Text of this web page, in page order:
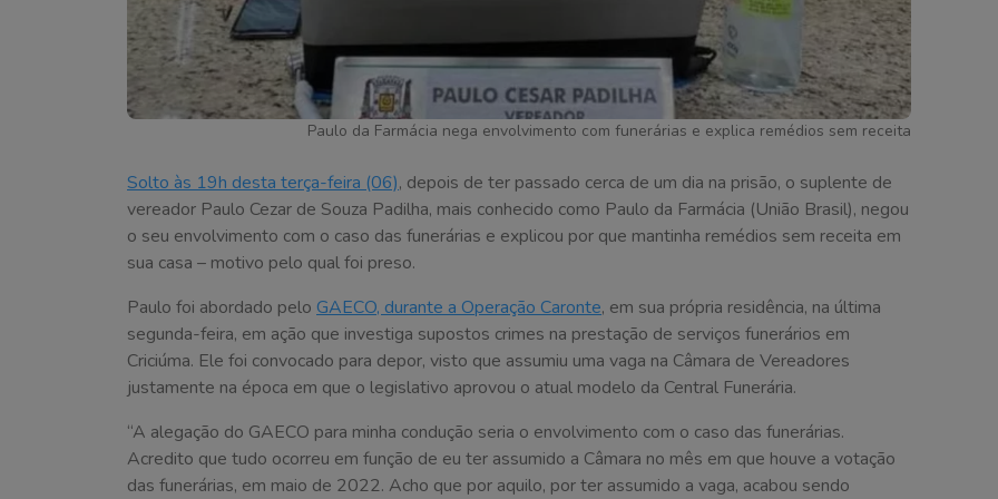
Paulo da Farmácia nega envolvimento com funerárias e explica remédios sem receita
Solto às 19h desta terça-feira (06), depois de ter passado cerca de um dia na prisão, o suplente de
vereador Paulo Cezar de Souza Padilha, mais conhecido como Paulo da Farmácia (União Brasil), negou
o seu envolvimento com o caso das funerárias e explicou por que mantinha remédios sem receita em
sua casa – motivo pelo qual foi preso.
Paulo foi abordado pelo GAECO, durante a Operação Caronte, em sua própria residência, na última
segunda-feira, em ação que investiga supostos crimes na prestação de serviços funerários em
Criciúma. Ele foi convocado para depor, visto que assumiu uma vaga na Câmara de Vereadores
justamente na época em que o legislativo aprovou o atual modelo da Central Funerária.
“A alegação do GAECO para minha condução seria o envolvimento com o caso das funerárias.
Acredito que tudo ocorreu em função de eu ter assumido a Câmara no mês em que houve a votação
das funerárias, em maio de 2022. Acho que por aquilo, por ter assumido a vaga, acabou sendo